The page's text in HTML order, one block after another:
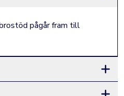
pågår fram till